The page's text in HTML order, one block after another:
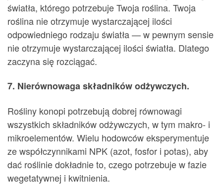
światła, którego potrzebuje Twoja roślina. Twoja
roślina nie otrzymuje wystarczającej ilości
odpowiedniego rodzaju światła — w pewnym sensie
nie otrzymuje wystarczającej ilości światła. Dlatego
zaczyna się rozciągać.
7. Nierównowaga składników odżywczych.
Rośliny konopi potrzebują dobrej równowagi
wszystkich składników odżywczych, w tym makro- i
mikroelementów. Wielu hodowców eksperymentuje
ze współczynnikami NPK (azot, fosfor i potas), aby
dać roślinie dokładnie to, czego potrzebuje w fazie
wegetatywnej i kwitnienia.